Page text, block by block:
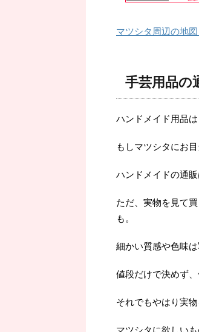
マツシタ周辺の地
手芸用品の
ハンドメイド用品
もしマツシタにお
ハンドメイドの通
ただ、実物を見て
も。
細かい質感や色味
値段だけで決めず
それでもやはり実
マツシタに欲しい